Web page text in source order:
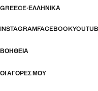
GREECE·ΕΛΛΗΝΙΚΆ
INSTAGRAMFACEBOOK
ΒΟΉΘΕΙΑ
ΟΙ ΑΓΟΡΈΣ ΜΟΥ